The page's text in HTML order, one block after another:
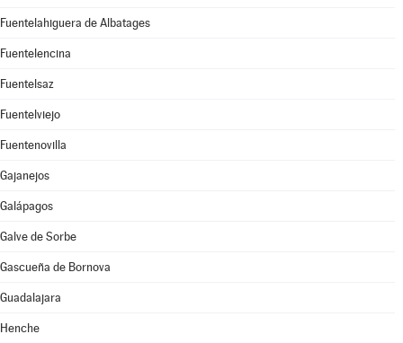
Fuentelahiguera de Albatages
Fuentelencina
Fuentelsaz
Fuentelviejo
Fuentenovilla
Gajanejos
Galápagos
Galve de Sorbe
Gascueña de Bornova
Guadalajara
Henche